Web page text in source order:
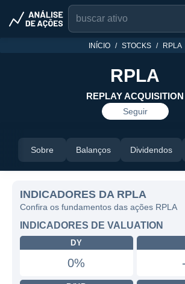
INÍCIO STOCKS RPLA
RPLA
REPLAY ACQUISITION
Seguir
Sobre Balanços Dividendos
INDICADORES DA RPLA
Confira os fundamentos das ações RPLA
INDICADORES DE VALUATION
DY
0%